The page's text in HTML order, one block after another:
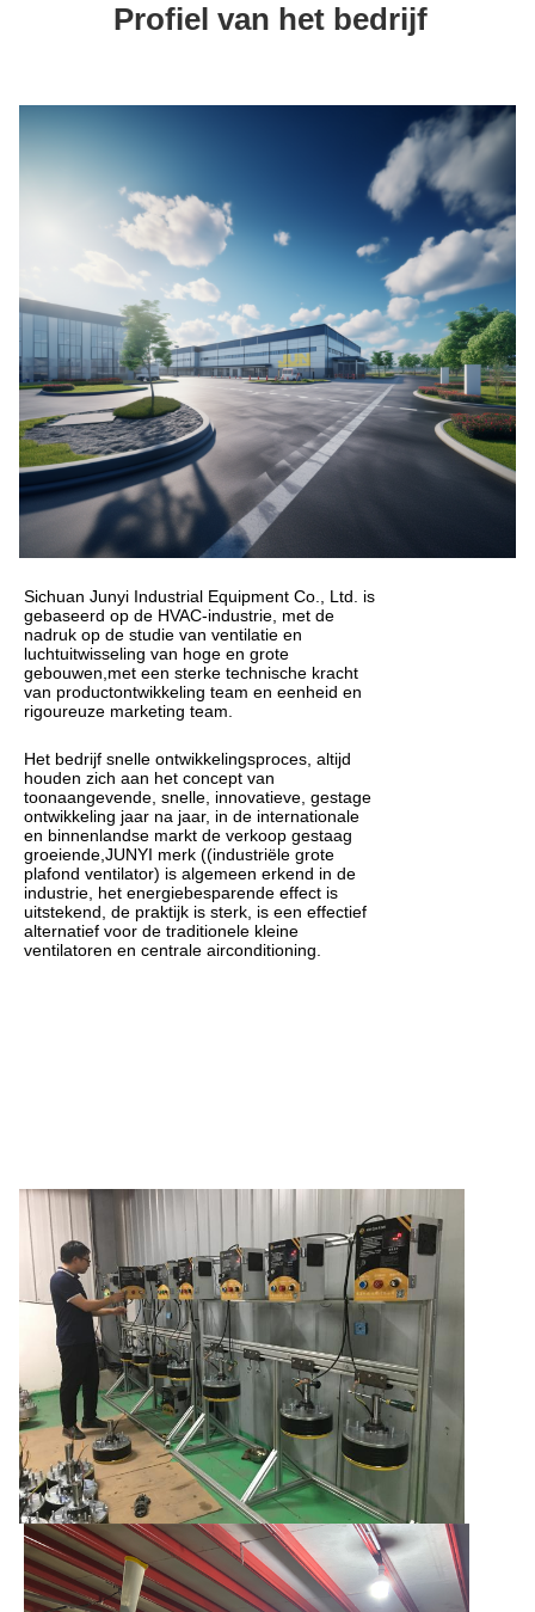
Profiel van het bedrijf
Sichuan Junyi Industrial Equipment Co., Ltd. is
gebaseerd op de HVAC-industrie, met de
nadruk op de studie van ventilatie en
luchtuitwisseling van hoge en grote
gebouwen,met een sterke technische kracht
van productontwikkeling team en eenheid en
rigoureuze marketing team.
Het bedrijf snelle ontwikkelingsproces, altijd
houden zich aan het concept van
toonaangevende, snelle, innovatieve, gestage
ontwikkeling jaar na jaar, in de internationale
en binnenlandse markt de verkoop gestaag
groeiende,JUNYI merk ((industriële grote
plafond ventilator) is algemeen erkend in de
industrie, het energiebesparende effect is
uitstekend, de praktijk is sterk, is een effectief
alternatief voor de traditionele kleine
ventilatoren en centrale airconditioning.